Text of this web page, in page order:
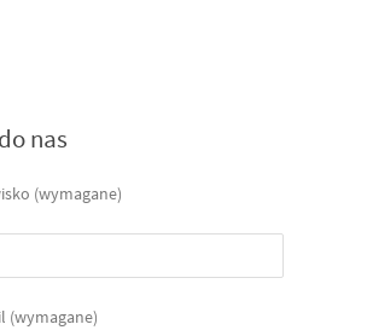
nas
(wymagane)
(wymagane)